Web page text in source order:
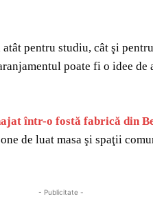
pentru studiu, cât şi
poate fi o idee
într-o fostă fabrică din
de luat masa şi spaţii
- Publicitate -